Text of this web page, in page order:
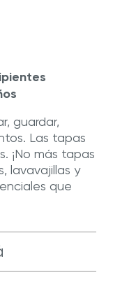
guardar,
Las tapas
¡No más tapas
lavavajillas y
que